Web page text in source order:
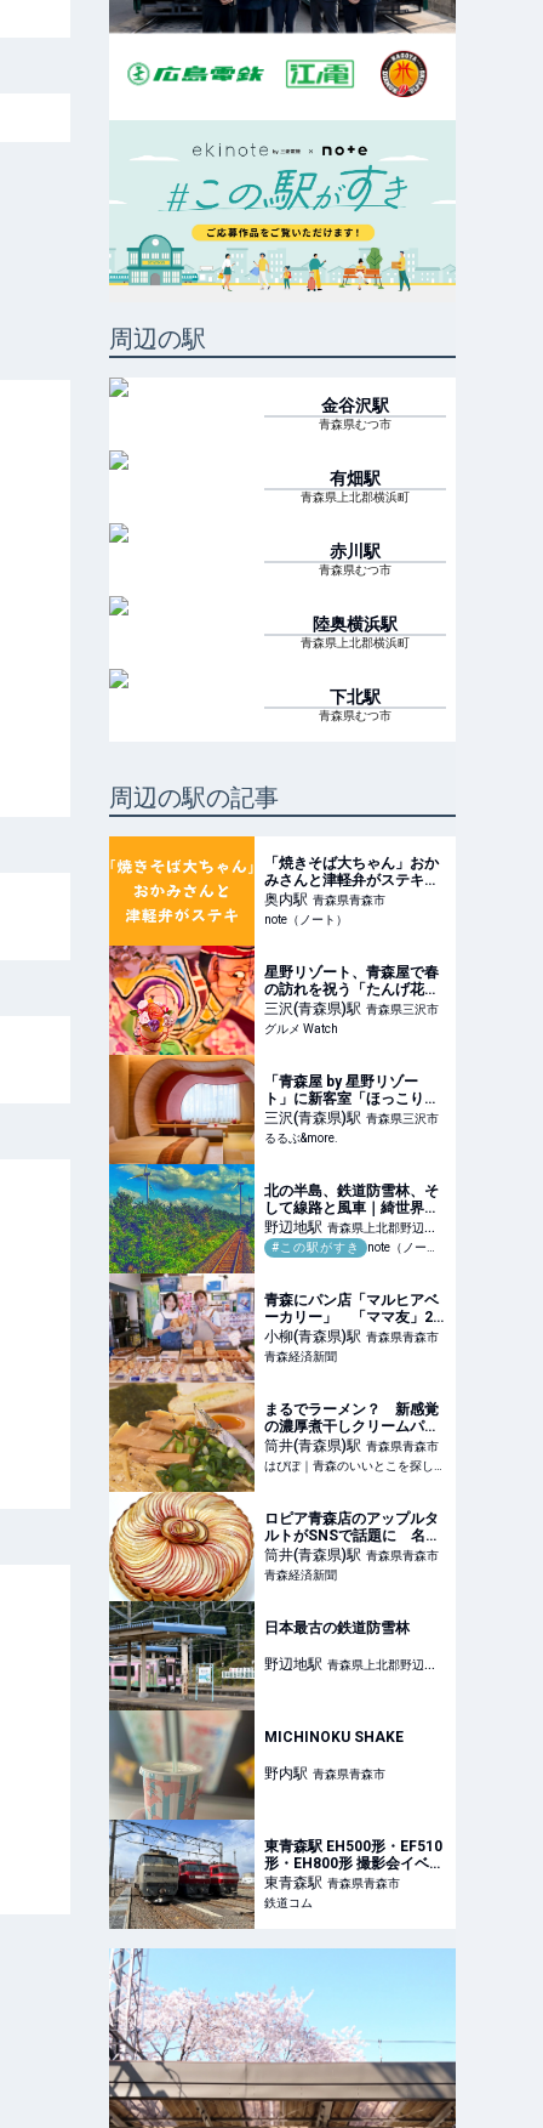
周辺の駅
金谷沢駅
青森県むつ市
有畑駅
青森県上北郡横浜町
赤川駅
青森県むつ市
陸奥横浜駅
青森県上北郡横浜町
下北駅
青森県むつ市
周辺の駅の記事
「焼きそば大ちゃん」おか
みさんと津軽弁がステキ｜
りんごのはら
奥内駅 青森県青森市
note（ノート）
星野リゾート、青森屋で春
の訪れを祝う「たんげ花咲
かまつり」実施中。花をイ
メージした「春の花束クレ
ープ」が新登場
三沢(青森県)駅 青森県三沢市
グルメ Watch
「青森屋 by 星野リゾー
ト」に新客室「ほっこりん
ご和室」誕生！｜るるぶ
&more.
三沢(青森県)駅 青森県三沢市
るるぶ&more.
北の半島、鉄道防雪林、そ
して線路と風車｜綺世界探
訪｜Magic Tourism
野辺地駅 青森県上北郡野辺地
町#この駅がすき note（ノート）
青森にパン店「マルヒアベ
ーカリー」 「ママ友」2
人で営業、スイーツ販売も
小柳(青森県)駅 青森県青森市
青森経済新聞
まるでラーメン？ 新感覚
の濃厚煮干しクリームパス
タ
筒井(青森県)駅 青森県青森市
はぴぽ｜青森のいいとこを探して、でかけよう！
ロピア青森店のアップルタ
ルトがSNSで話題に 名物
商品目指す
筒井(青森県)駅 青森県青森市
青森経済新聞
日本最古の鉄道防雪林
野辺地駅 青森県上北郡野辺地
MICHINOKU SHAKE
野内駅 青森県青森市
東青森駅 EH500形・EF510
形・EH800形 撮影会イベン
ト（2024年8月11日） - 鉄
道コム
東青森駅 青森県青森市
鉄道コム